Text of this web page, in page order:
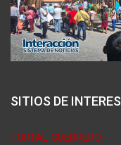
SITIOS DE INTERES
PORTAL GUERRERO